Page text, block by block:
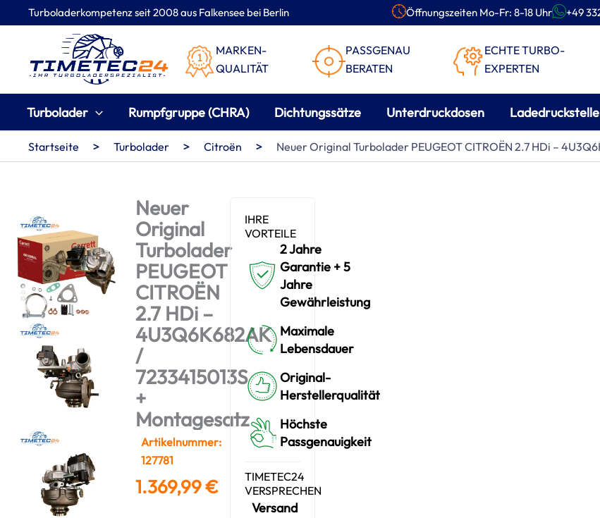
Turboladerkompetenz seit 2008 aus Falkensee bei Berlin Öffnungszeiten Mo-Fr: 8-18 Uhr +49
MARKEN-
QUALITÄT
PASSGENAU
BERATEN
ECHTE TURBO-
EXPERTEN
Turbolader Rumpfgruppe (CHRA) Dichtungssätze Unterdruckdosen
Inhalt
Startseite > Turbolader > Citroën > Neuer Original Turbolader PEUGEOT CITROËN 2.7 HDi –
Neuer
Original
Turbolader
PEUGEOT
CITROËN
2.7 HDi –
4U3Q6K682AK
/
7233415013S
+
Montagesatz
Artikelnummer:
127781
1.369,99€
IHRE
VORTEILE
2 Jahre
Garantie + 5
Jahre
Gewährleistung
Maximale
Lebensdauer
Original-
Herstellerqualität
Höchste
Passgenauigkeit
TIMETEC24
VERSPRECHEN
Versand